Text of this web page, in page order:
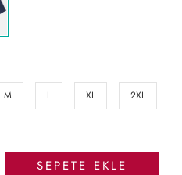
M L XL 2XL
SEPETE EKLE